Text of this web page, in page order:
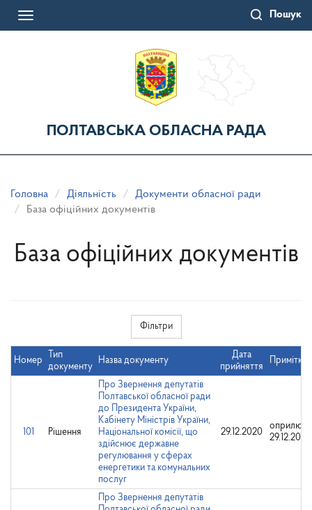
Пошук
Toggle
ПОЛТАВСЬКА ОБЛАСНА РАДА
Головна Діяльність
Документи обласної ради
База офіційних документів
База офіційних документів
Фільтри
Номер
Тип
документу
Назва документу
Дата
прийняття
Примітки
101 Рішення
Про Звернення депутатів
Полтавської обласної ради
до Президента України,
Кабінету Міністрів України,
Національної комісії, що
здійснює державне
регулювання у сферах
енергетики та комунальних
послуг
29.12.2020
29.12.2020
Про Звернення депутатів